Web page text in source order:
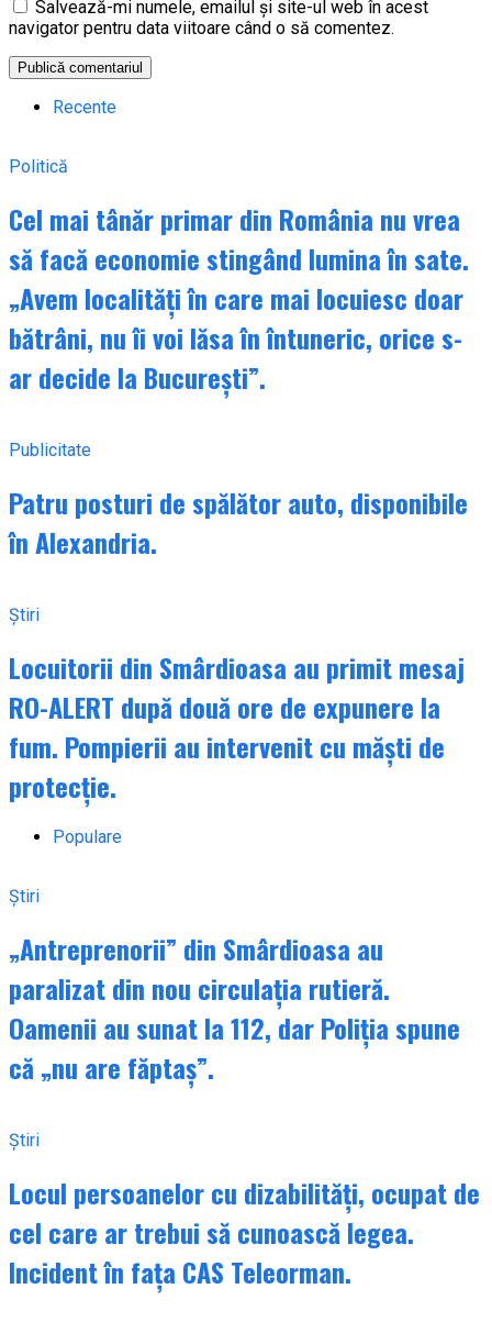
Salvează-mi numele, emailul și site-ul web în acest
navigator pentru data viitoare când o să comentez.
Recente
Politică
Cel mai tânăr primar din România nu vrea
să facă economie stingând lumina în sate.
„Avem localități în care mai locuiesc doar
bătrâni, nu îi voi lăsa în întuneric, orice s-
ar decide la București”.
Publicitate
Patru posturi de spălător auto, disponibile
în Alexandria.
Știri
Locuitorii din Smârdioasa au primit mesaj
RO-ALERT după două ore de expunere la
fum. Pompierii au intervenit cu măști de
protecție.
Populare
Știri
„Antreprenorii” din Smârdioasa au
paralizat din nou circulația rutieră.
Oamenii au sunat la 112, dar Poliția spune
că „nu are făptaș”.
Știri
Locul persoanelor cu dizabilități, ocupat de
cel care ar trebui să cunoască legea.
Incident în fața CAS Teleorman.